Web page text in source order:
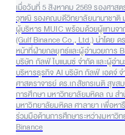
เมื่อวันที่ 5 สิงหาคม 2569 รองศาส
วุฑฒิ รองคณบดีวิทยาลัยนานาชาติ
ผู้บริหาร MUIC พร้อมด้วยผู้แทนจ
(Gulf Binance Co., Ltd.) นำโดย
หน้าที่ฝ่ายกลยุทธ์และผู้อำนวยการ
บริษัท กัลฟ์ ไบแนนซ์ จำกัด และผู้อำ
บริหารธุรกิจ AI บริษัท กัลฟ์ เอดจ์
ศาสตราจารย์ ดร.เภสัชกรเนติ สุข
การศึกษา มหาวิทยาลัยมหิดล ณ ส
มหาวิทยาลัยมหิดล ศาลายา เพื่อห
ร่วมมือด้านการศึกษาระหว่างมหาวิ
Binance